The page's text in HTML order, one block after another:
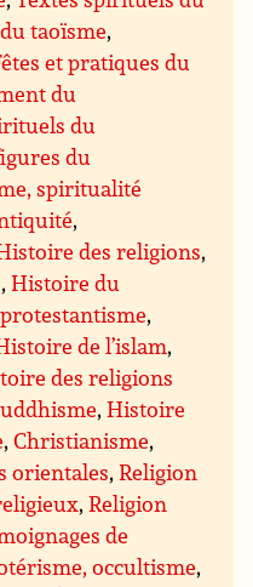
taoïsme,
et pratiques du
du
du
du
spiritualité
,
des religions,
,Histoire du
,
de l’islam,
des religions
,Histoire
,Christianisme,
orientales,Religion
,Religion
de
occultisme,